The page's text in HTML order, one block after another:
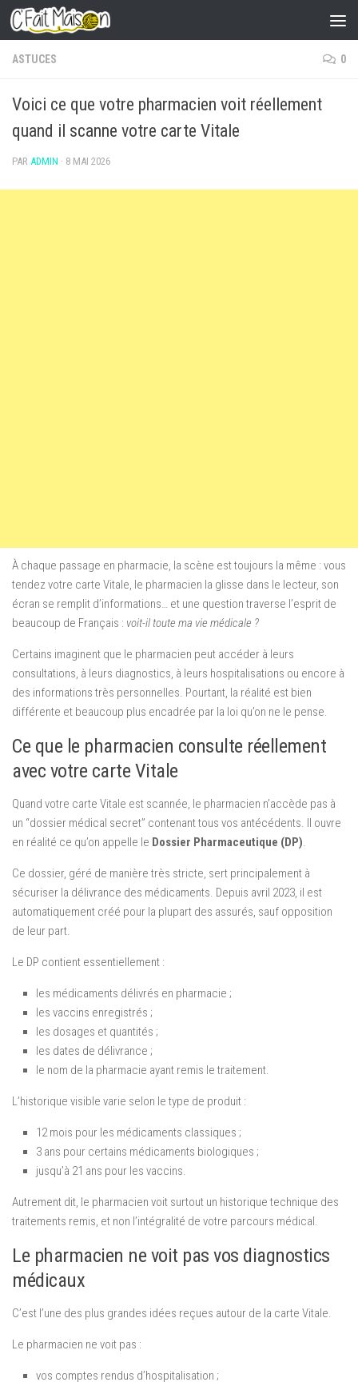
Skip to content
ASTUCES 0
Voici ce que votre pharmacien voit réellement
quand il scanne votre carte Vitale
PAR ADMIN · 8 MAI 2026
À chaque passage en pharmacie, la scène est toujours la même : vous
tendez votre carte Vitale, le pharmacien la glisse dans le lecteur, son
écran se remplit d’informations… et une question traverse l’esprit de
beaucoup de Français : voit-il toute ma vie médicale ?
Certains imaginent que le pharmacien peut accéder à leurs
consultations, à leurs diagnostics, à leurs hospitalisations ou encore à
des informations très personnelles. Pourtant, la réalité est bien
différente et beaucoup plus encadrée par la loi qu’on ne le pense.
Ce que le pharmacien consulte réellement
avec votre carte Vitale
Quand votre carte Vitale est scannée, le pharmacien n’accède pas à
un “dossier médical secret” contenant tous vos antécédents. Il ouvre
en réalité ce qu’on appelle le Dossier Pharmaceutique (DP).
Ce dossier, géré de manière très stricte, sert principalement à
sécuriser la délivrance des médicaments. Depuis avril 2023, il est
automatiquement créé pour la plupart des assurés, sauf opposition
de leur part.
Le DP contient essentiellement :
les médicaments délivrés en pharmacie ;
les vaccins enregistrés ;
les dosages et quantités ;
les dates de délivrance ;
le nom de la pharmacie ayant remis le traitement.
L’historique visible varie selon le type de produit :
12 mois pour les médicaments classiques ;
3 ans pour certains médicaments biologiques ;
jusqu’à 21 ans pour les vaccins.
Autrement dit, le pharmacien voit surtout un historique technique des
traitements remis, et non l’intégralité de votre parcours médical.
Le pharmacien ne voit pas vos diagnostics
médicaux
C’est l’une des plus grandes idées reçues autour de la carte Vitale.
Le pharmacien ne voit pas :
vos comptes rendus d’hospitalisation ;